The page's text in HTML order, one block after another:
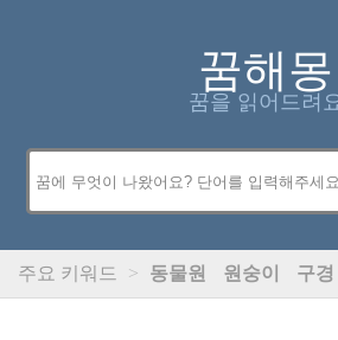
꿈해몽
꿈을 읽어드려
주요 키워드 > 동물원 원숭이 구경